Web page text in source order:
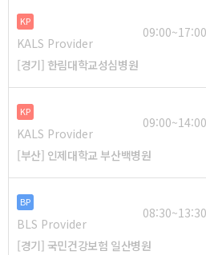
KP
KALS Provider
09:00~17:00
[경기] 한림대학교성심병원
KP
KALS Provider
09:00~14:00
[부산] 인제대학교 부산백병원
BP
BLS Provider
08:30~13:30
[경기] 국민건강보험 일산병원